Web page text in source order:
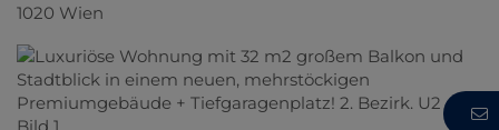
1020 Wien